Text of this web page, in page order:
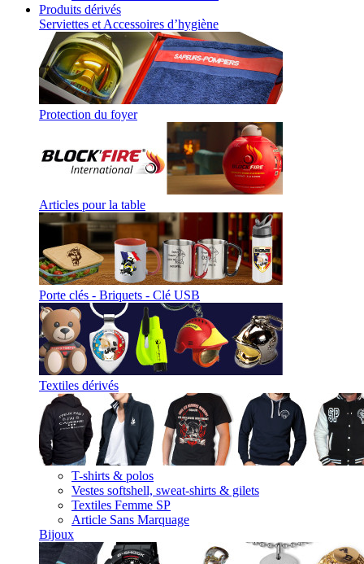
Produits dérivés
Serviettes et Accessoires d’hygiène
Protection du foyer
Articles pour la table
Porte clés - Briquets - Clé USB
Textiles dérivés
T-shirts & polos
Vestes softshell, sweat-shirts & gilets
Textiles Femme SP
Article Sans Marquage
Bijoux